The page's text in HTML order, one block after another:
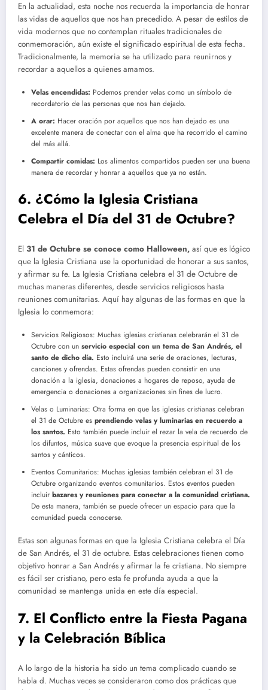
En la actualidad, esta noche nos recuerda la importancia de honrar
las vidas de aquellos que nos han precedido. A pesar de estilos de
vida modernos que no contemplan rituales tradicionales de
conmemoración, aún existe el significado espiritual de esta fecha.
Tradicionalmente, la memoria se ha utilizado para reunirnos y
recordar a aquellos a quienes amamos.
Velas encendidas: Podemos prender velas como un símbolo de
recordatorio de las personas que nos han dejado.
A orar: Hacer oración por aquellos que nos han dejado es una
excelente manera de conectar con el alma que ha recorrido el camino
del más allá.
Compartir comidas: Los alimentos compartidos pueden ser una buena
manera de recordar y honrar a aquellos que ya no están.
6. ¿Cómo la Iglesia Cristiana
Celebra el Día del 31 de Octubre?
El 31 de Octubre se conoce como Halloween, así que es lógico
que la Iglesia Cristiana use la oportunidad de honorar a sus santos,
y afirmar su fe. La Iglesia Cristiana celebra el 31 de Octubre de
muchas maneras diferentes, desde servicios religiosos hasta
reuniones comunitarias. Aquí hay algunas de las formas en que la
Iglesia lo conmemora:
Servicios Religiosos: Muchas iglesias cristianas celebrarán el 31 de
Octubre con un servicio especial con un tema de San Andrés, el
santo de dicho día. Esto incluirá una serie de oraciones, lecturas,
canciones y ofrendas. Estas ofrendas pueden consistir en una
donación a la iglesia, donaciones a hogares de reposo, ayuda de
emergencia o donaciones a organizaciones sin fines de lucro.
Velas o Luminarias: Otra forma en que las iglesias cristianas celebran
el 31 de Octubre es prendiendo velas y luminarias en recuerdo a
los santos. Esto también puede incluir el rezar la vela de recuerdo de
los difuntos, música suave que evoque la presencia espiritual de los
santos y cánticos.
Eventos Comunitarios: Muchas iglesias también celebran el 31 de
Octubre organizando eventos comunitarios. Estos eventos pueden
incluir bazares y reuniones para conectar a la comunidad cristiana.
De esta manera, también se puede ofrecer un espacio para que la
comunidad pueda conocerse.
Estas son algunas formas en que la Iglesia Cristiana celebra el Día
de San Andrés, el 31 de octubre. Estas celebraciones tienen como
objetivo honrar a San Andrés y afirmar la fe cristiana. No siempre
es fácil ser cristiano, pero esta fe profunda ayuda a que la
comunidad se mantenga unida en este día especial.
7. El Conflicto entre la Fiesta Pagana
y la Celebración Bíblica
A lo largo de la historia ha sido un tema complicado cuando se
habla d. Muchas veces se consideraron como dos prácticas que